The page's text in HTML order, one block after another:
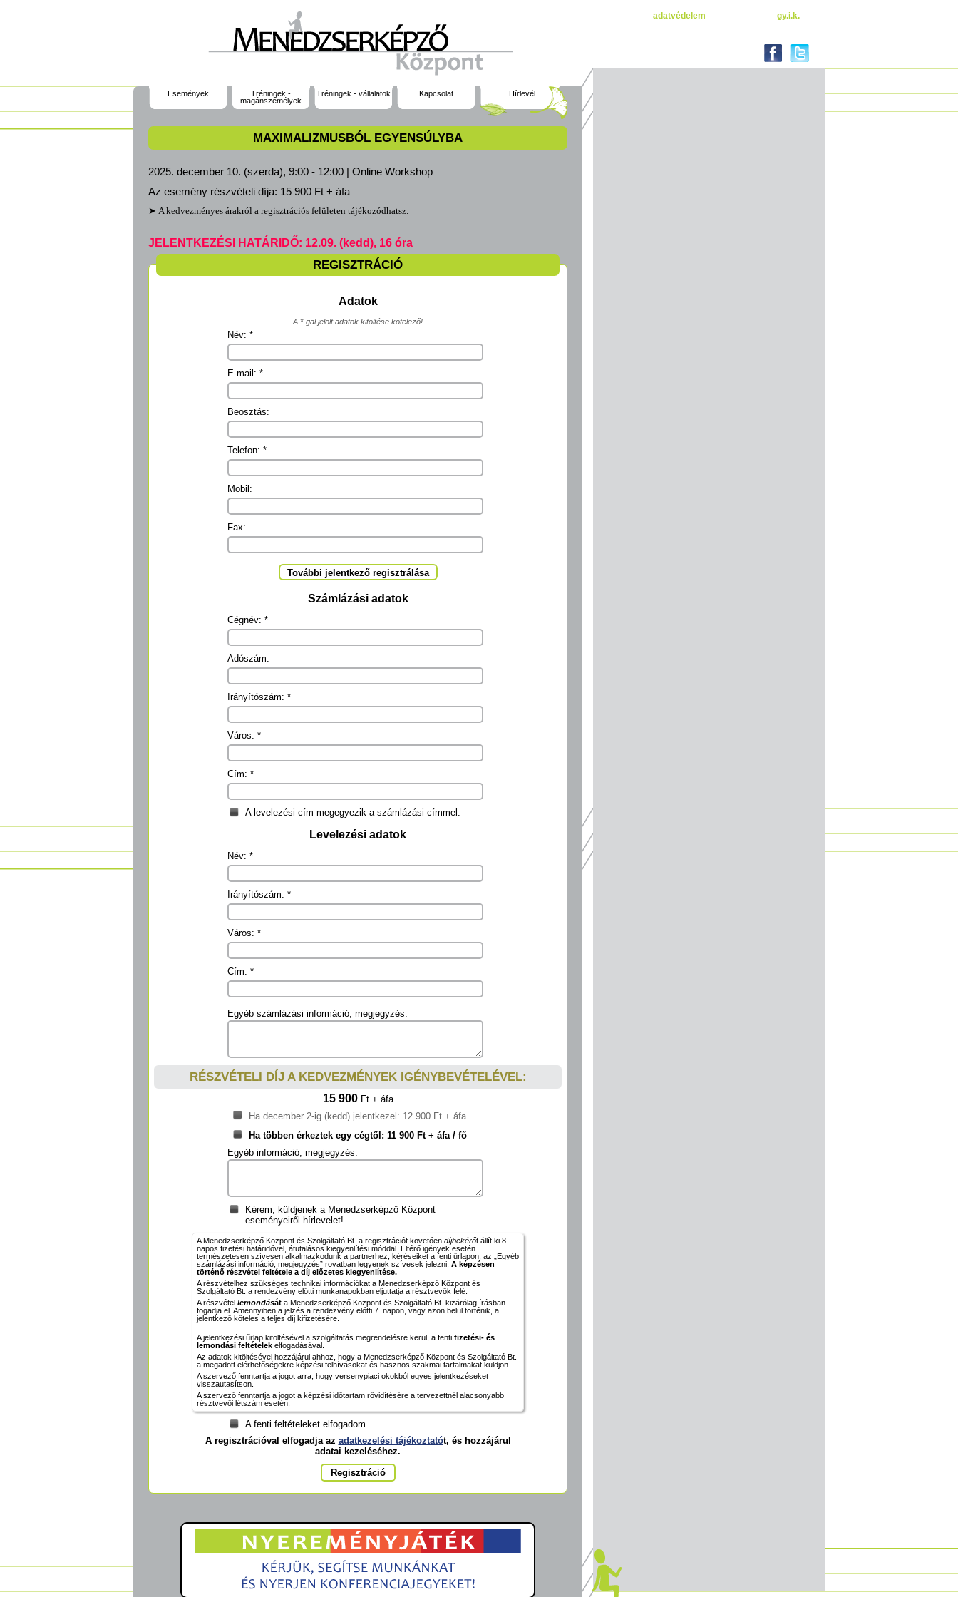
adatvédelem gy.i.k.
Események
Tréningek -
magánszemélyek
Tréningek - vállalatok Kapcsolat Hírlevél
MAXIMALIZMUSBÓL EGYENSÚLYBA
2025. december 10. (szerda), 9:00 - 12:00 | Online Workshop
Az esemény részvételi díja: 15 900 Ft + áfa
➤ A kedvezményes árakról a regisztrációs felületen tájékozódhatsz.
JELENTKEZÉSI HATÁRIDŐ: 12.09. (kedd), 16 óra
REGISZTRÁCIÓ
Adatok
A *-gal jelölt adatok kitöltése kötelező!
Név: *
E-mail: *
Beosztás:
Telefon: *
Mobil:
Fax:
További jelentkező regisztrálása
Számlázási adatok
Cégnév: *
Adószám:
Irányítószám: *
Város: *
Cím: *
A levelezési cím megegyezik a számlázási címmel.
Levelezési adatok
Név: *
Irányítószám: *
Város: *
Cím: *
Egyéb számlázási információ, megjegyzés:
RÉSZVÉTELI DÍJ A KEDVEZMÉNYEK IGÉNYBEVÉTELÉVEL:
15 900 Ft + áfa
Ha december 2-ig (kedd) jelentkezel: 12 900 Ft + áfa
Ha többen érkeztek egy cégtől: 11 900 Ft + áfa / fő
Egyéb információ, megjegyzés:
Kérem, küldjenek a Menedzserképző Központ
eseményeiről hírlevelet!
A Menedzserképző Központ és Szolgáltató Bt. a regisztrációt követően díjbekérőt állít ki 8
napos fizetési határidővel, átutalásos kiegyenlítési móddal. Eltérő igények esetén
természetesen szívesen alkalmazkodunk a partnerhez, kéréseiket a fenti űrlapon, az „Egyéb
számlázási információ, megjegyzés” rovatban legyenek szívesek jelezni. A képzésen
történő részvétel feltétele a díj előzetes kiegyenlítése.
A részvételhez szükséges technikai információkat a Menedzserképző Központ és
Szolgáltató Bt. a rendezvény előtti munkanapokban eljuttatja a résztvevők felé.
A részvétel lemondását a Menedzserképző Központ és Szolgáltató Bt. kizárólag írásban
fogadja el. Amennyiben a jelzés a rendezvény előtti 7. napon, vagy azon belül történik, a
jelentkező köteles a teljes díj kifizetésére.
A jelentkezési űrlap kitöltésével a szolgáltatás megrendelésre kerül, a fenti fizetési- és
lemondási feltételek elfogadásával.
Az adatok kitöltésével hozzájárul ahhoz, hogy a Menedzserképző Központ és Szolgáltató Bt.
a megadott elérhetőségekre képzési felhívásokat és hasznos szakmai tartalmakat küldjön.
A szervező fenntartja a jogot arra, hogy versenypiaci okokból egyes jelentkezéseket
visszautasítson.
A szervező fenntartja a jogot a képzési időtartam rövidítésére a tervezettnél alacsonyabb
résztvevői létszám esetén.
A fenti feltételeket elfogadom.
A regisztrációval elfogadja az adatkezelési tájékoztatót, és hozzájárul
adatai kezeléséhez.